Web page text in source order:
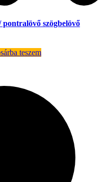
szögbelövő
teszem